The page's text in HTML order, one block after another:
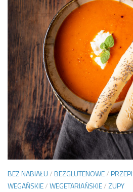
BEZ NABIAŁU/BEZGLUTENOWE/
WEGAŃSKIE/WEGETARIAŃSKIE/ZUPY